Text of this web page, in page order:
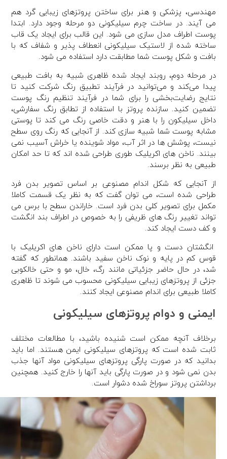
مهندسی، پزشکی و هنر برای ساختن پروتزهای زیبایی گرد هم
می آیند. در ساخت چرم سیلیکونی دو مرحله وجود دارد. ابتدا
پوست اطراف مدل سازی می شود. این قالب برای ایجاد یک قاب
ساخته شده از لاستیک سیلیکونی انعطاف پذیر و شفاف که با
بافت و شکل پوست شما مطابقت دارد استفاده می شود.
در مرحله دوم، روبند ایجاد شده ظاهری شبیه به بافت طبیعی
پیدا می‌کند و می‌توانید در فرآیند تطبیق رنگ شرکت کنید تا
نتایج رضایت‌بخشی را برای شما در فرآیند تنظیم رنگ پوست
تضمین کنید. سازنده پروتز با استفاده از تطابق رنگ سفارشی،
داخل سیلیکون را با هنر و دقت خاصی رنگ می کند تا پوستی
مشابه پوست شما شبیه سازی کند. از آنجایی که رنگ روی سطح
نیست، پوشش ها در اثر آب، مواد شوینده یا خراش آسیب نمی
بینند. ناخن های اکریلیک طوری طراحی شده اند که تا حد امکان
طبیعی به نظر برسند.
از آنجایی که شکل اندام مصنوعی بر اساس تصویر بدن فرد
طراحی شده است، می توان گفت که به نظر یک قسمت کاملا
مکمل برای تصویر کلی بدن فرد است. خاراندن سطح با برس می
تواند تغییر رنگ های ظریفی را به خصوص در اطراف بند انگشت
و کف دست ایجاد کند.
انگشتان دست و پا ممکن است دارای ناخن های اکریلیک با
قوس کم در پایه و نوک ناخن سفید باشند. همانطور که گفته
شد، در حال حاضر جزئیاتی مانند رگ، خال، مو و حتی خالکوبی
جزئی از پروتزهای زیبایی سیلیکونی محسوب می شوند تا ظاهری
کاملا طبیعی برای اندام مصنوعی ایجاد کنند.
ایمنی و دوام پروتزهای سیلیکونی
برخلاف آنچه ممکن است شنیده باشید، با مطالعات مختلف
ثابت شده است که پروتزهای سیلیکونی ایمن هستند. اما باید
بدانید که در صورت پارگی پروتزهای سیلیکونی مواد آنها جذب
بدن نمی شود و در صورت پارگی باید آنها را خارج کنید. همچنین
برداشتن پروتز سوراخ شده دشوار است.